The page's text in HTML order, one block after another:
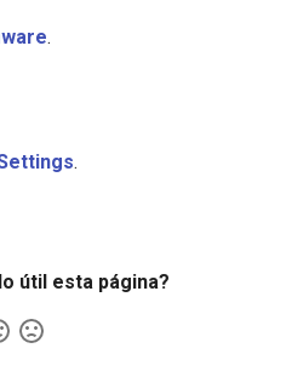
.
.
útil esta página?